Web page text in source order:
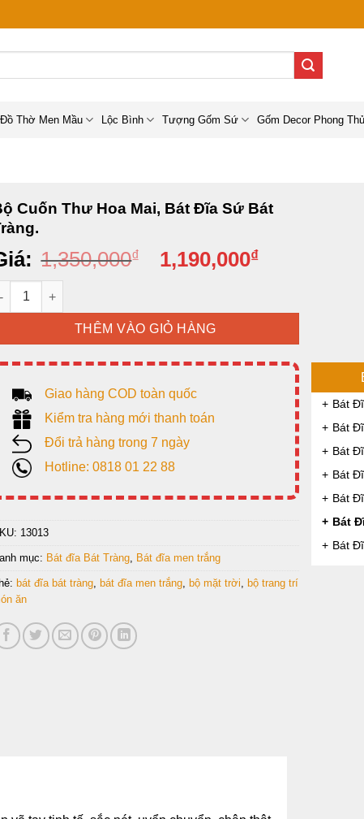
Đồ Thờ Men Mầu Lộc Bình Tượng Gốm Sứ Gốm Decor Phong
Bát
Bát
Bát
Bát
Bát
Bát
Bát
Cuốn Thư Hoa Mai, Bát Đĩa Sứ Bát
1,350,000₫
Giá
1,350,000₫.
1,190,000₫Giá
1,190,000₫.
Cuốn Thư Hoa Mai, Bát Đĩa Sứ Bát Tràng. số lượng
THÊM VÀO GIỎ HÀNG
Giao hàng COD toàn quốc
Kiểm tra hàng mới thanh toán
Đổi trả hàng trong 7 ngày
Hotline: 0818 01 22 88
13013
mục: Bát đĩa Bát Tràng, Bát đĩa men trắng
bát đĩa bát tràng, bát đĩa men trắng, bộ mặt trời, bộ trang trí
ăn